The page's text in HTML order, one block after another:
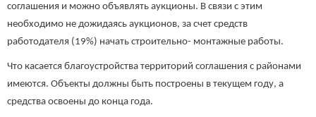
соглашения и можно объявлять аукционы. В связи с этим
необходимо не дожидаясь аукционов, за счет средств
работодателя (19%) начать строительно- монтажные работы.
Что касается благоустройства территорий соглашения с районами
имеются. Объекты должны быть построены в текущем году, а
средства освоены до конца года.